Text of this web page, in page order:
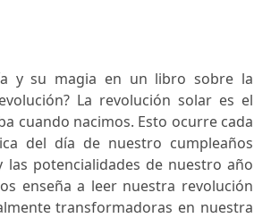
y su magia en un libro sobre la
La revolución solar es el
cuando nacimos. Esto ocurre cada
del día de nuestro cumpleaños
potencialidades de nuestro año
enseña a leer nuestra revolución
transformadoras en nuestra